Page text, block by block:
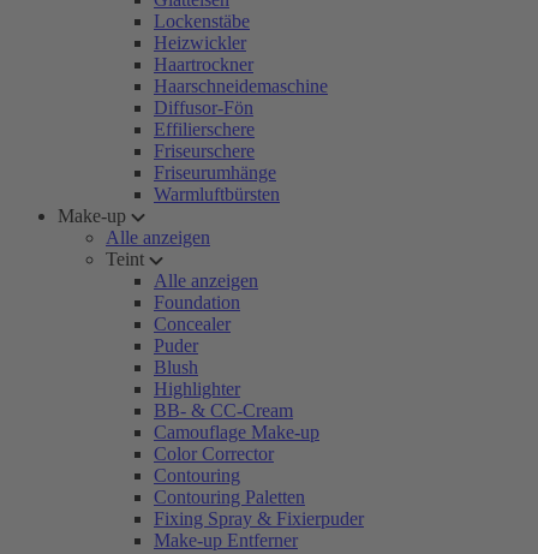
Lockenstäbe
Heizwickler
Haartrockner
Haarschneidemaschine
Diffusor-Fön
Effilierschere
Friseurschere
Friseurumhänge
Warmluftbürsten
Make-up
Alle anzeigen
Teint
Alle anzeigen
Foundation
Concealer
Puder
Blush
Highlighter
BB- & CC-Cream
Camouflage Make-up
Color Corrector
Contouring
Contouring Paletten
Fixing Spray & Fixierpuder
Make-up Entferner